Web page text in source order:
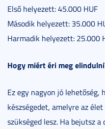
Első helyezett: 45.000 HUF
Második helyezett: 35.000
Harmadik helyezett: 25.000
Hogy miért éri meg
Ez egy nagyon jó lehetőség,
készségedet, amelyre az
szükséged lesz. Ha bejutsz